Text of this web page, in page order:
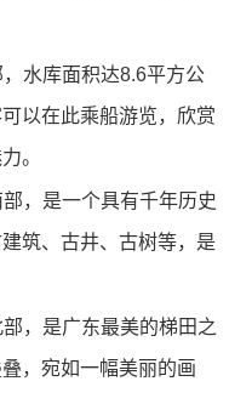
水库面积达8.6平方公
以在此乘船游览，欣赏
。
，是一个具有千年历史
筑、古井、古树等，是
，是广东最美的梯田之
，宛如一幅美丽的画